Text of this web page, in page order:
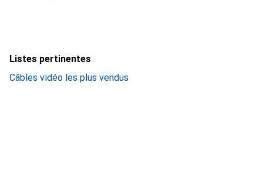
Listes pertinentes
Câbles vidéo les plus vendus